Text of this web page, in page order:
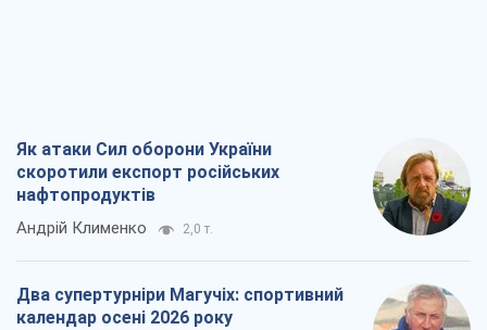
Як атаки Сил оборони України
скоротили експорт російських
нафтопродуктів
Андрій Клименко 2,0 т.
Два супертурніри Магучіх: спортивний
календар осені 2026 року